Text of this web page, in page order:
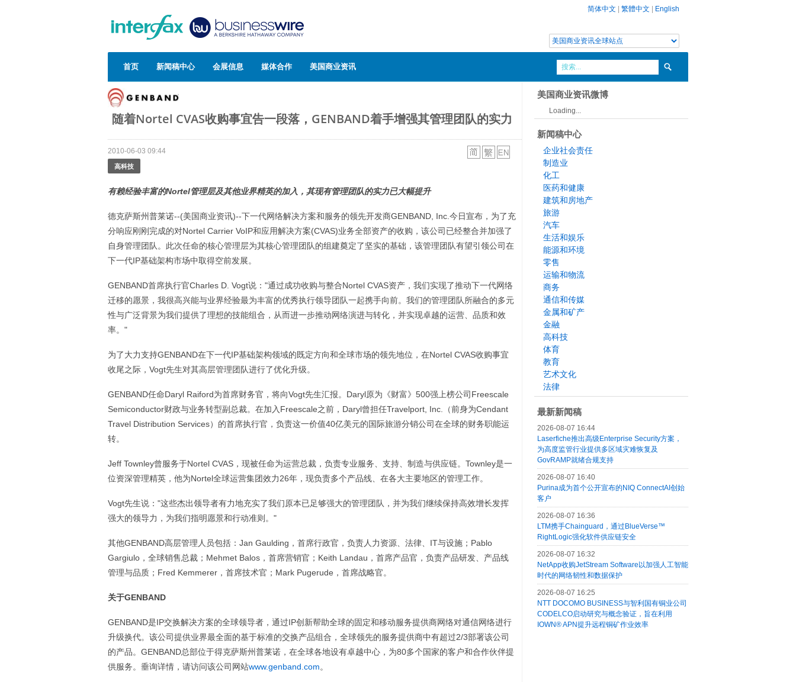
简体中文 繁體中文 English
首页 新闻稿中心 会展信息 媒体合作 美国商业资讯
随着Nortel CVAS收购事宜告一段落，GENBAND着手增强其管理团队的实力
2010-06-03 09:44
高科技
有赖经验丰富的Nortel管理层及其他业界精英的加入 ， 其现有管理团队的实力已大幅提升
德克萨斯州普莱诺--(美国商业资讯)--下一代网络解决方案和服务的领先开发商GENBAND, Inc.今日宣布，为了充
分响应刚刚完成的对Nortel Carrier VoIP和应用解决方案(CVAS)业务全部资产的收购，该公司已经整合并加强了
自身管理团队。此次任命的核心管理层为其核心管理团队的组建奠定了坚实的基础，该管理团队有望引领公司在
下一代IP基础架构市场中取得空前发展。
GENBAND首席执行官Charles D. Vogt说："通过成功收购与整合Nortel CVAS资产，我们实现了推动下一代网络
迁移的愿景，我很高兴能与业界经验最为丰富的优秀执行领导团队一起携手向前。我们的管理团队所融合的多元
性与广泛背景为我们提供了理想的技能组合，从而进一步推动网络演进与转化，并实现卓越的运营、品质和效
率。"
为了大力支持GENBAND在下一代IP基础架构领域的既定方向和全球市场的领先地位，在Nortel CVAS收购事宜
收尾之际，Vogt先生对其高层管理团队进行了优化升级。
GENBAND任命Daryl Raiford为首席财务官，将向Vogt先生汇报。Daryl原为《财富》500强上榜公司Freescale
Semiconductor财政与业务转型副总裁。在加入Freescale之前，Daryl曾担任Travelport, Inc.（前身为Cendant
Travel Distribution Services）的首席执行官，负责这一价值40亿美元的国际旅游分销公司在全球的财务职能运
转。
Jeff Townley曾服务于Nortel CVAS，现被任命为运营总裁，负责专业服务、支持、制造与供应链。Townley是一
位资深管理精英，他为Nortel全球运营集团效力26年，现负责多个产品线、在各大主要地区的管理工作。
Vogt先生说："这些杰出领导者有力地充实了我们原本已足够强大的管理团队，并为我们继续保持高效增长发挥
强大的领导力，为我们指明愿景和行动准则。"
其他GENBAND高层管理人员包括：Jan Gaulding，首席行政官，负责人力资源、法律、IT与设施；Pablo
Gargiulo，全球销售总裁；Mehmet Balos，首席营销官；Keith Landau，首席产品官，负责产品研发、产品线
管理与品质；Fred Kemmerer，首席技术官；Mark Pugerude，首席战略官。
关于GENBAND
GENBAND是IP交换解决方案的全球领导者，通过IP创新帮助全球的固定和移动服务提供商网络对通信网络进行
升级换代。该公司提供业界最全面的基于标准的交换产品组合，全球领先的服务提供商中有超过2/3部署该公司
的产品。GENBAND总部位于得克萨斯州普莱诺，在全球各地设有卓越中心，为80多个国家的客户和合作伙伴提
供服务。垂询详情，请访问该公司网站www.genband.com。
美国商业资讯微博
Loading...
新闻稿中心
企业社会责任
制造业
化工
医药和健康
建筑和房地产
旅游
汽车
生活和娱乐
能源和环境
零售
运输和物流
商务
通信和传媒
金属和矿产
金融
高科技
体育
教育
艺术文化
法律
最新新闻稿
2026-08-07 16:44
Laserfiche推出高级Enterprise Security方案，
为高度监管行业提供多区域灾难恢复及
GovRAMP就绪合规支持
2026-08-07 16:40
Purina成为首个公开宣布的NIQ ConnectAI创始
客户
2026-08-07 16:36
LTM携手Chainguard，通过BlueVerse™
RightLogic强化软件供应链安全
2026-08-07 16:32
NetApp收购JetStream Software以加强人工智能
时代的网络韧性和数据保护
2026-08-07 16:25
NTT DOCOMO BUSINESS与智利国有铜业公司
CODELCO启动研究与概念验证，旨在利用
IOWN® APN提升远程铜矿作业效率